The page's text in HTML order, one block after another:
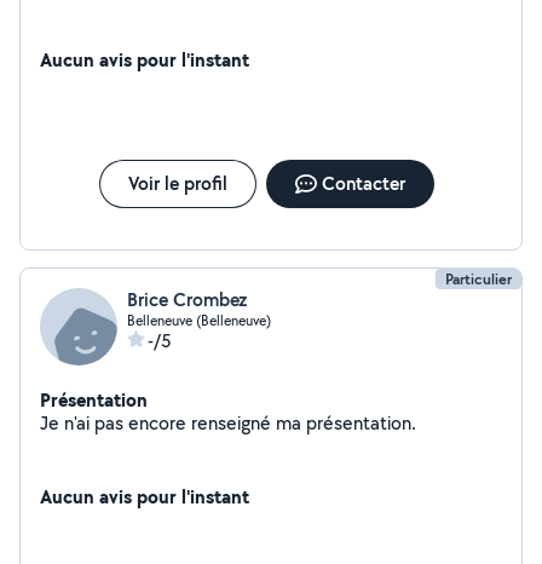
Aucun avis pour l'instant
Voir le profil Contacter
Particulier
Brice Crombez
Belleneuve (Belleneuve)
-/5
Présentation
Je n'ai pas encore renseigné ma présentation.
Aucun avis pour l'instant